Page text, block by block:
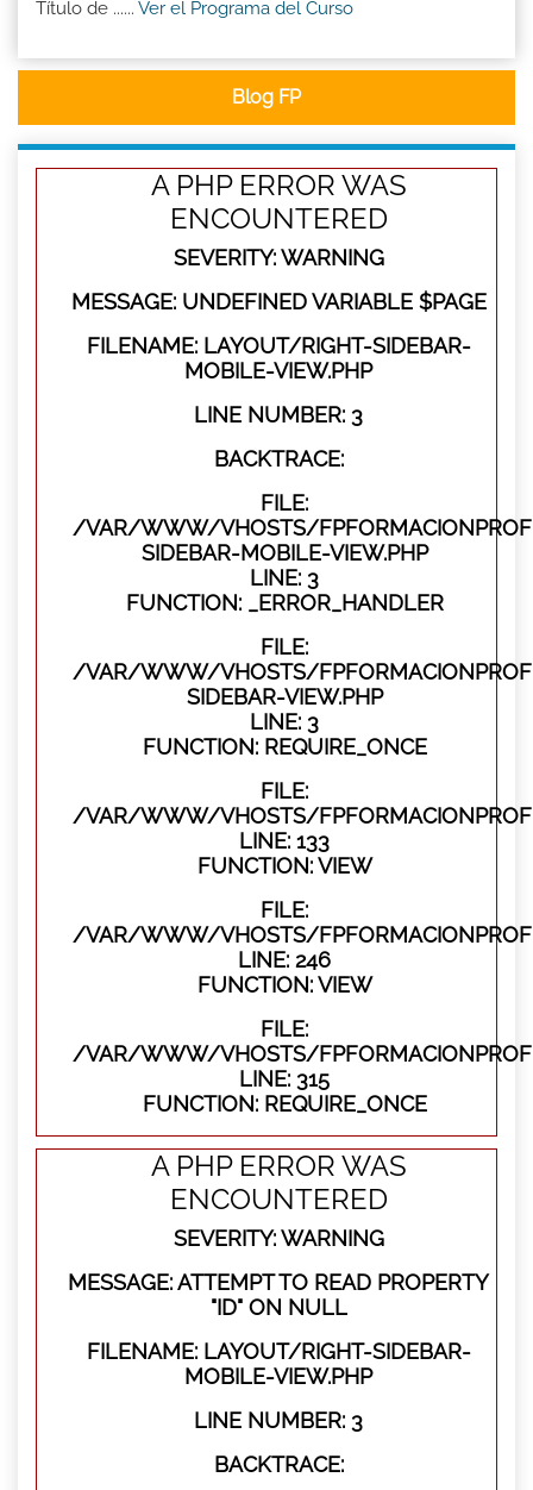
Título de ...... Ver el Programa del Curso
Blog FP
A PHP ERROR WAS
ENCOUNTERED
SEVERITY: WARNING
MESSAGE: UNDEFINED VARIABLE $PAGE
FILENAME: LAYOUT/RIGHT-SIDEBAR-
MOBILE-VIEW.PHP
LINE NUMBER: 3
BACKTRACE:
FILE:
/VAR/WWW/VHOSTS/
SIDEBAR-MOBILE-VIEW.PHP
LINE: 3
FUNCTION: _ERROR_HANDLER
FILE:
/VAR/WWW/VHOSTS/
SIDEBAR-VIEW.PHP
LINE: 3
FUNCTION: REQUIRE_ONCE
FILE:
/VAR/WWW/VHOSTS/
LINE: 133
FUNCTION: VIEW
FILE:
/VAR/WWW/VHOSTS/
LINE: 246
FUNCTION: VIEW
FILE:
/VAR/WWW/VHOSTS/
LINE: 315
FUNCTION: REQUIRE_ONCE
A PHP ERROR WAS
ENCOUNTERED
SEVERITY: WARNING
MESSAGE: ATTEMPT TO READ PROPERTY
"ID" ON NULL
FILENAME: LAYOUT/RIGHT-SIDEBAR-
MOBILE-VIEW.PHP
LINE NUMBER: 3
BACKTRACE: